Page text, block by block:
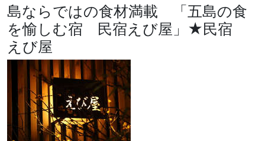
島ならではの食材満載 「五島の食
を愉しむ宿 民宿えび屋」★民宿
えび屋